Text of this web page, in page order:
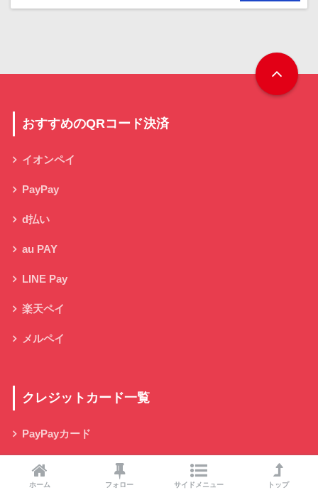
おすすめのQRコード決済
イオンペイ
PayPay
d払い
au PAY
LINE Pay
楽天ペイ
メルペイ
クレジットカード一覧
PayPayカード
dカード GOLD
ホーム フォロー サイドメニュー トップ